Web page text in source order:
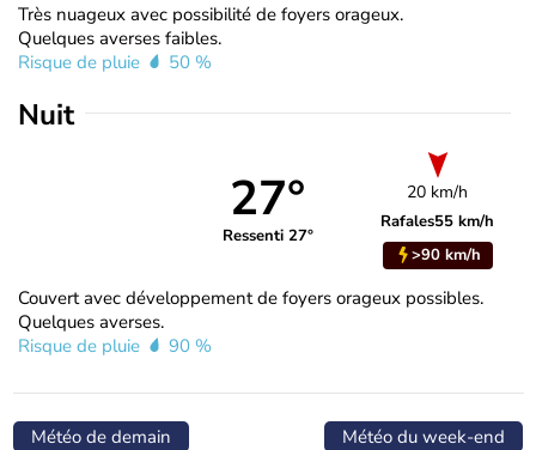
Très nuageux avec possibilité de foyers orageux.
Quelques averses faibles.
Risque de pluie
50 %
Nuit
27°
Ressenti 27°
20 km/h
Rafales55 km/h
>90 km/h
Couvert avec développement de foyers orageux possibles.
Quelques averses.
Risque de pluie
90 %
Météo de demain Météo du week-end